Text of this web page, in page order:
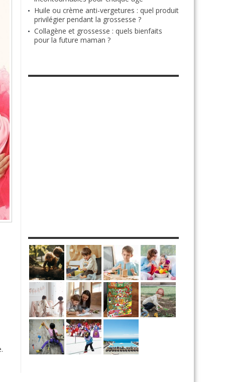
Huile ou crème anti-vergetures : quel produit
privilégier pendant la grossesse ?
Collagène et grossesse : quels bienfaits
pour la future maman ?